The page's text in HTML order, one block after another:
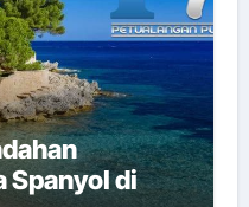
Spanyol di